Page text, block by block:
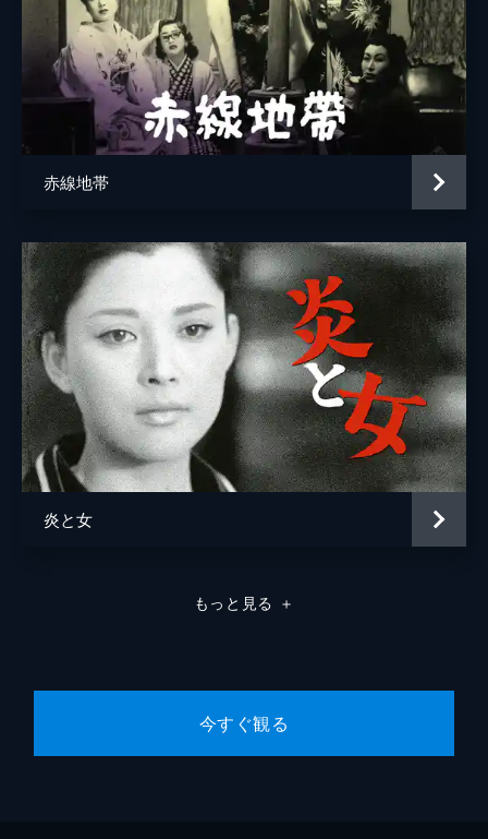
赤線地帯
炎と女
もっと見る ＋
今すぐ観る